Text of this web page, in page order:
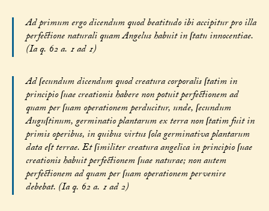
Ad primum ergo dicendum quod beatitudo ibi accipitur pro illa
perfectione naturali quam Angelus habuit in ſtatu innocentiae.
(Ia q. 62 a. 1 ad 1)
Ad ſecundum dicendum quod creatura corporalis ſtatim in
principio ſuae creationis habere non potuit perfectionem ad
quam per ſuam operationem perducitur, unde, ſecundum
Auguſtinum, germinatio plantarum ex terra non ſtatim fuit in
primis operibus, in quibus virtus ſola germinativa plantarum
data eſt terrae. Et ſimiliter creatura angelica in principio ſuae
creationis habuit perfectionem ſuae naturae; non autem
perfectionem ad quam per ſuam operationem pervenire
debebat. (Ia q. 62 a. 1 ad 2)